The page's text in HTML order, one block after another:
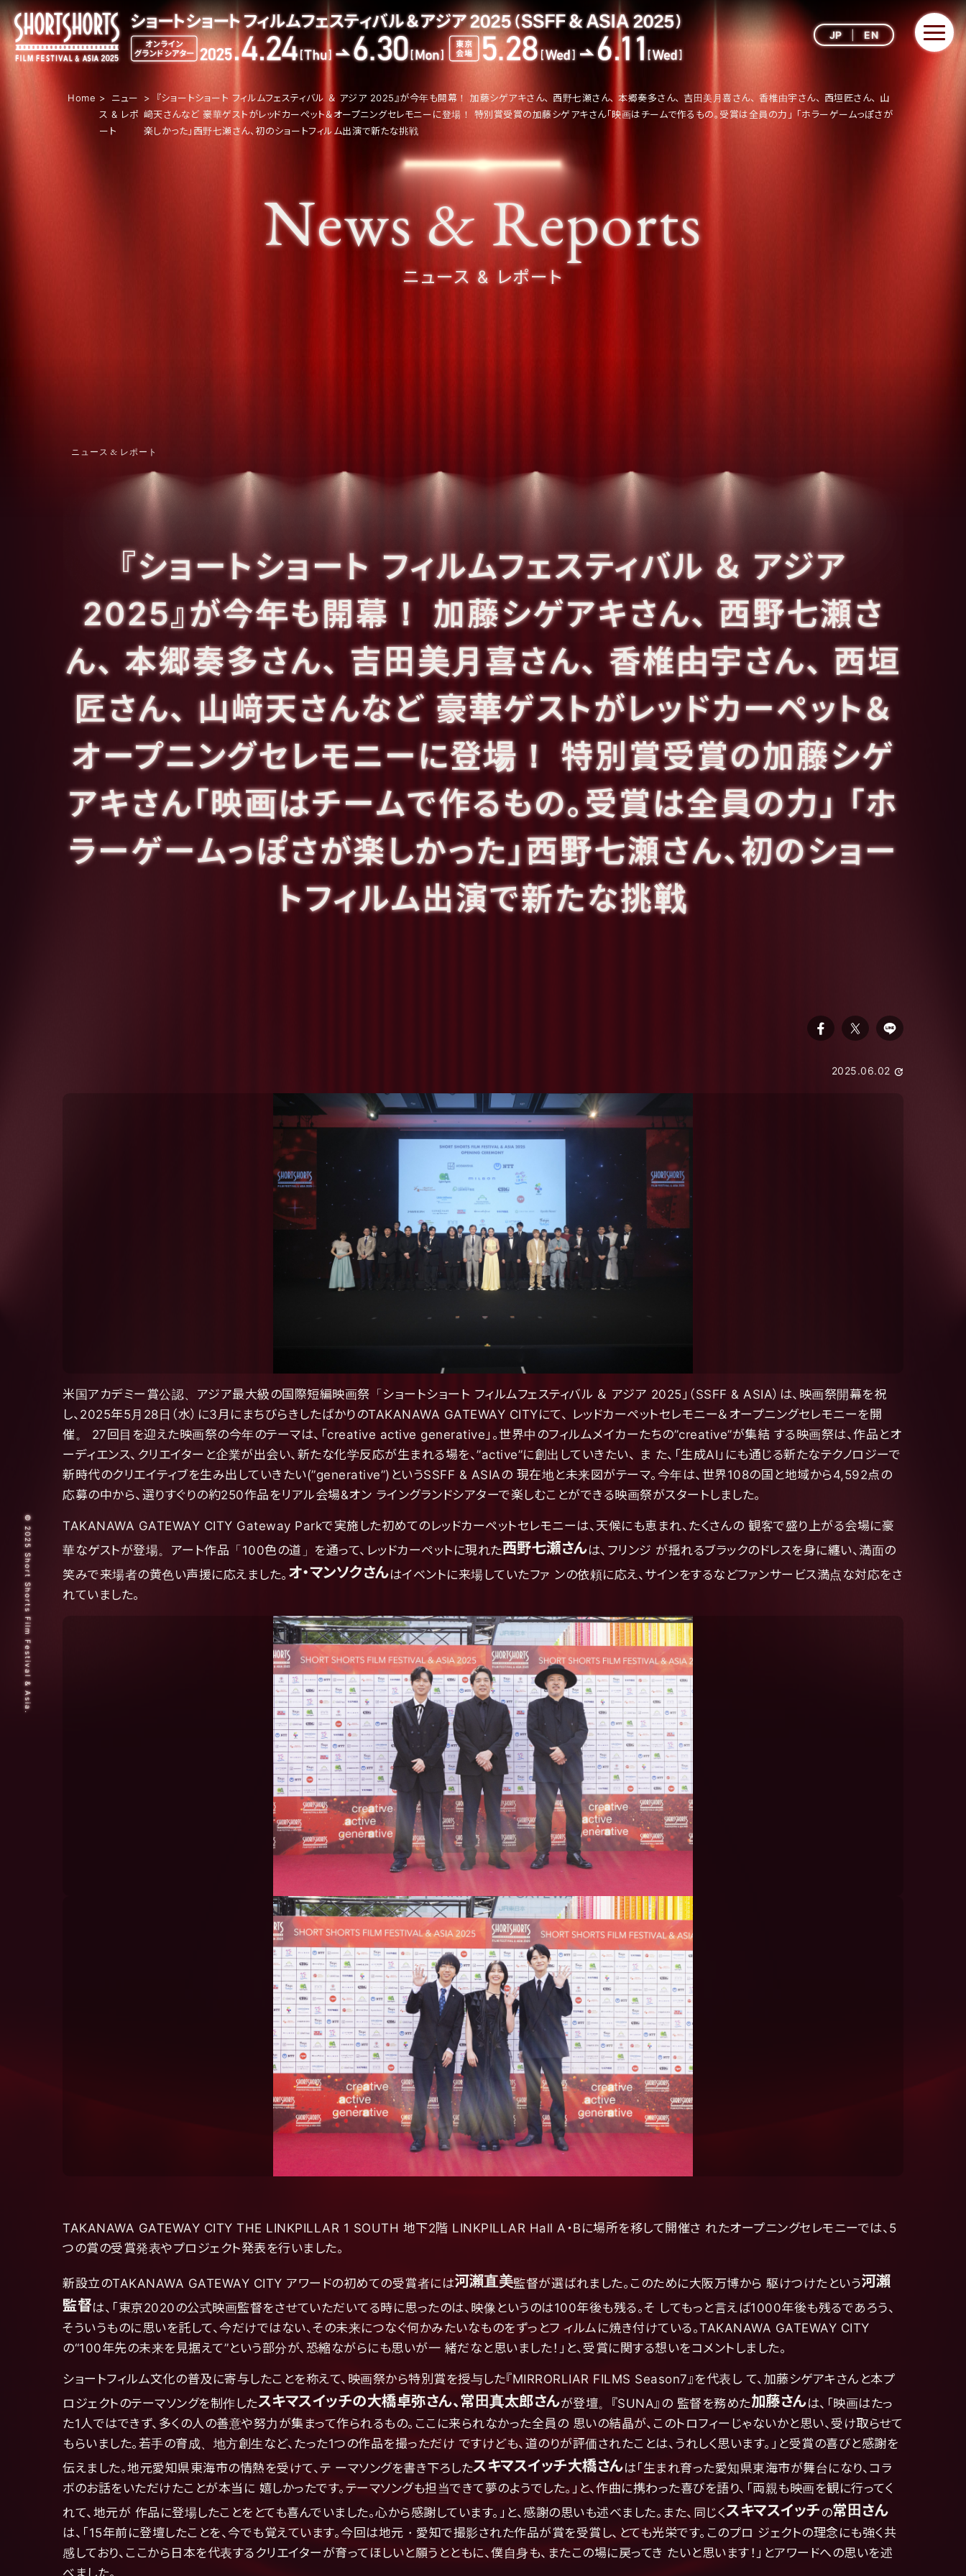
JP EN
Home
ニュー
ス & レポ
ート
『ショートショート フィルムフェスティバル ＆ アジア 2025』が今年も開幕！ 加藤シゲアキさん、 西野七瀬さん、 本郷奏多さん、 吉田美月喜さん、 香椎由宇さん、 西垣匠さん、 山
﨑天さんなど 豪華ゲストがレッドカーペット＆オープニングセレモニーに登場！ 特別賞受賞の加藤シゲアキさん「映画はチームで作るもの。受賞は全員の力」 「ホラーゲームっぽさが
楽しかった」西野七瀬さん、初のショートフィルム出演で新たな挑戦
News & Reports
ニュース & レポート
ニュース & レポート
『ショートショート フィルムフェスティバル ＆ アジア
2025』が今年も開幕！ 加藤シゲアキさん、 西野七瀬さ
ん、 本郷奏多さん、 吉田美月喜さん、 香椎由宇さん、 西垣
匠さん、 山﨑天さんなど 豪華ゲストがレッドカーペット＆
オープニングセレモニーに登場！ 特別賞受賞の加藤シゲ
アキさん「映画はチームで作るもの。受賞は全員の力」 「ホ
ラーゲームっぽさが楽しかった」西野七瀬さん、初のショー
トフィルム出演で新たな挑戦
2025.06.02
米国アカデミー賞公認、アジア最大級の国際短編映画祭「ショートショート フィルムフェスティバル ＆ アジア 2025」（SSFF & ASIA）は、映画祭開幕を祝
し、2025年5月28日（水）に3月にまちびらきしたばかりのTAKANAWA GATEWAY CITYにて、 レッドカーペットセレモニー＆オープニングセレモニーを開
催。 27回目を迎えた映画祭の今年のテーマは、「creative active generative」。世界中のフィルムメイカーたちの”creative”が集結 する映画祭は、作品とオ
ーディエンス、クリエイターと企業が出会い、新たな化学反応が生まれる場を、”active”に創出していきたい、 ま た、「生成AI」にも通じる新たなテクノロジーで
新時代のクリエイティブを生み出していきたい(”generative”)というSSFF & ASIAの 現在地と未来図がテーマ。今年は、世界108の国と地域から4,592点の
応募の中から、選りすぐりの約250作品をリアル会場&オン ライングランドシアターで楽しむことができる映画祭がスタートしました。
TAKANAWA GATEWAY CITY Gateway Parkで実施した初めてのレッドカーペットセレモニーは、天候にも恵まれ、たくさんの 観客で盛り上がる会場に豪
華なゲストが登場。アート作品「100色の道」を通って、レッドカーペットに現れた西野七瀬さんは、フリンジ が揺れるブラックのドレスを身に纏い、満面の
笑みで来場者の黄色い声援に応えました。 オ・マンソクさんはイベントに来場していたファ ンの依頼に応え、サインをするなどファンサービス満点な対応をさ
れていました。
TAKANAWA GATEWAY CITY THE LINKPILLAR 1 SOUTH 地下2階 LINKPILLAR Hall A・Bに場所を移して開催さ れたオープニングセレモニーでは、5
つの賞の受賞発表やプロジェクト発表を行いました。
新設立のTAKANAWA GATEWAY CITY アワードの初めての受賞者には河瀨直美監督が選ばれました。このために大阪万博から 駆けつけたという河瀨
監督は、「東京2020の公式映画監督をさせていただいてる時に思ったのは、映像というのは100年後も残る。そ してもっと言えば1000年後も残るであろう、
そういうものに思いを託して、今だけではない、その未来につなぐ何かみたいなものをずっとフ ィルムに焼き付けている。TAKANAWA GATEWAY CITY
の“100年先の未来を見据えて”という部分が、恐縮ながらにも思いが一 緒だなと思いました！」と、受賞に関する想いをコメントしました。
ショートフィルム文化の普及に寄与したことを称えて、映画祭から特別賞を授与した『MIRRORLIAR FILMS Season7』を代表し て、加藤シゲアキさんと本プ
ロジェクトのテーマソングを制作したスキマスイッチの大橋卓弥さん、常田真太郎さんが登壇。『SUNA』の 監督を務めた加藤さんは、「映画はたっ
た1人ではできず、多くの人の善意や努力が集まって作られるもの。ここに来られなかった全員の 思いの結晶が、このトロフィーじゃないかと思い、受け取らせて
もらいました。若手の育成、地方創生など、たった1つの作品を撮っただけ ですけども、道のりが評価されたことは、うれしく思います。」と受賞の喜びと感謝を
伝えました。地元愛知県東海市の情熱を受けて、テ ーマソングを書き下ろしたスキマスイッチ大橋さんは「生まれ育った愛知県東海市が舞台になり、コラ
ボのお話をいただけたことが本当に 嬉しかったです。テーマソングも担当できて夢のようでした。」と、作曲に携わった喜びを語り、「両親も映画を観に行ってく
れて、地元が 作品に登場したことをとても喜んでいました。心から感謝しています。」と、感謝の思いも述べました。また、同じくスキマスイッチの常田さん
は、「15年前に登壇したことを、今でも覚えています。今回は地元・愛知で撮影された作品が賞を受賞し、とても光栄です。このプロ ジェクトの理念にも強く共
感しており、ここから日本を代表するクリエイターが育ってほしいと願うとともに、僕自身も、またこの場に戻ってき たいと思います！」とアワードへの思いを述
べました。
© 2025 Short Shorts Film Festival & Asia.